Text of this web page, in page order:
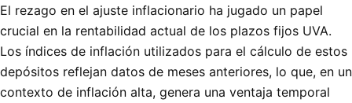
El rezago en el ajuste inflacionario ha jugado un papel
crucial en la rentabilidad actual de los plazos fijos UVA.
Los índices de inflación utilizados para el cálculo de estos
depósitos reflejan datos de meses anteriores, lo que, en un
contexto de inflación alta, genera una ventaja temporal